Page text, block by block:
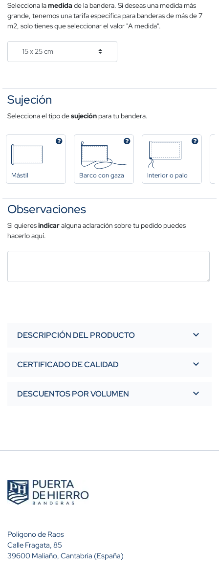
Selecciona lamedida de la bandera. Si deseas una medida más
grande, tenemos una tarifa específica para banderas de más de 7
m2, solo tienes que seleccionar el valor "A medida".
Sujeción
Selecciona el tipo desujeciónpara tu bandera.
Mástil Barco con gaza Interior o palo
Observaciones
Si quieresindicaralguna aclaración sobre tu pedido puedes
hacerlo aquí.
DESCRIPCIÓN DEL PRODUCTO
CERTIFICADO DE CALIDAD
DESCUENTOS POR VOLUMEN
Polígono de Raos
Calle Fragata, 85
39600 Maliaño, Cantabria (España)